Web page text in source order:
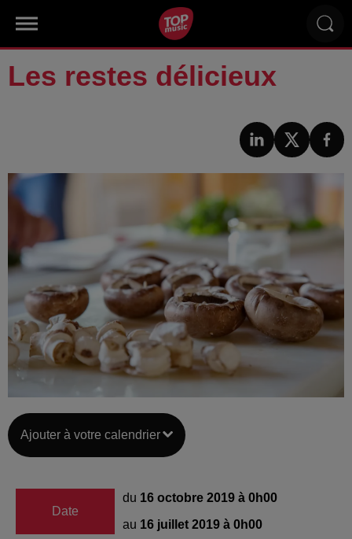
Les restes délicieux
Ajouter à votre calendrier
Date
du 16 octobre 2019 à 0h00
au 16 juillet 2019 à 0h00